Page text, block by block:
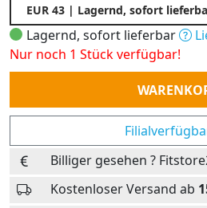
Lagernd, sofort lieferbar
Nur noch 1 Stück verfügbar!
Anzahl
Billiger gesehen ?
Kostenloser Versand ab